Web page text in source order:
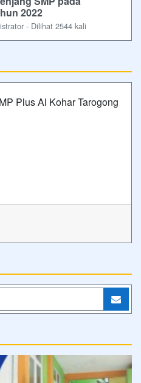
2022
- Dilihat 2544 kali
Plus Al Kohar Tarogong